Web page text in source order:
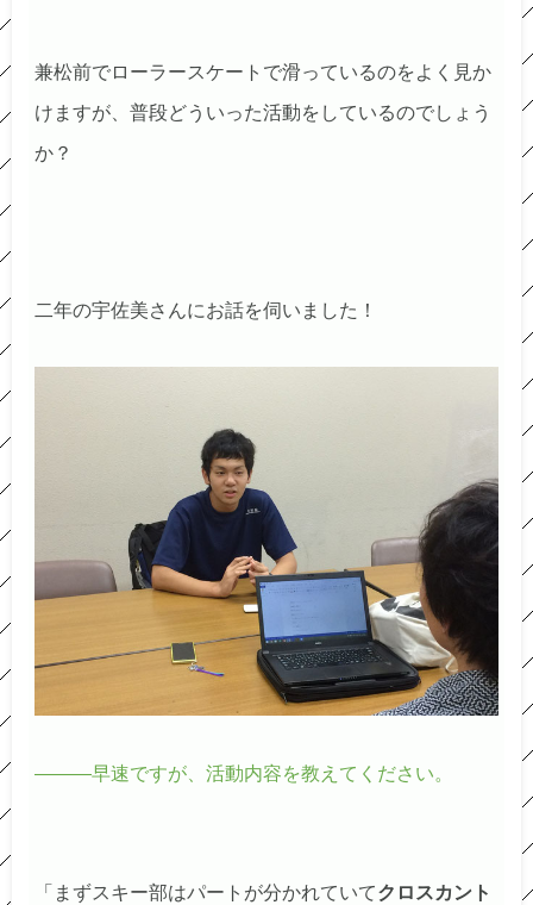
兼松前でローラースケートで滑っているのをよく見か
けますが、普段どういった活動をしているのでしょう
か？
二年の宇佐美さんにお話を伺いました！
―――早速ですが、活動内容を教えてください。
「まずスキー部はパートが分かれていてクロスカント